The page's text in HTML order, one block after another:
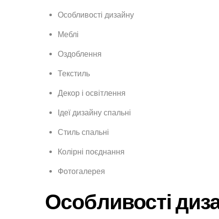
Особливості дизайну
Меблі
Оздоблення
Текстиль
Декор і освітлення
Ідеї дизайну спальні
Стиль спальні
Колірні поєднання
Фотогалерея
Особливості